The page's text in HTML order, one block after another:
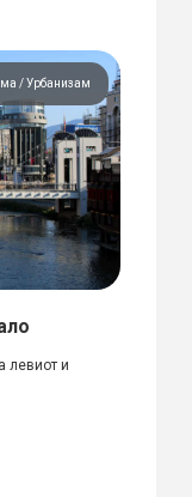
Урбанизам
левиот и